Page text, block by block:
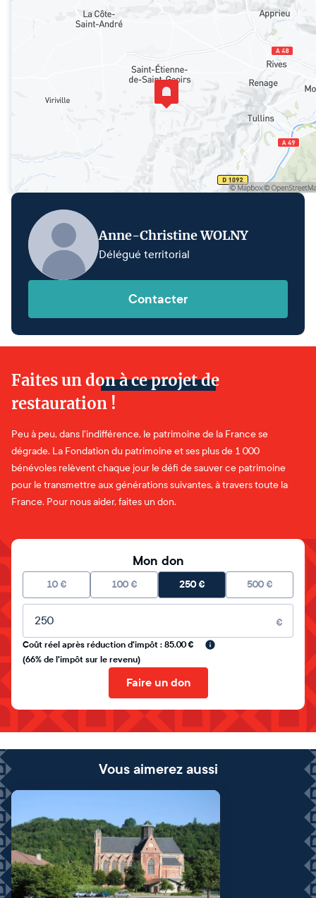
Anne-Christine WOLNY
Délégué territorial
Contacter
Faites un don à ce projet de
restauration !
Peu à peu, dans l'indifférence, le patrimoine de la France se
dégrade. La Fondation du patrimoine et ses plus de 1 000
bénévoles relèvent chaque jour le défi de sauver ce patrimoine
pour le transmettre aux générations suivantes, à travers toute la
France. Pour nous aider, faites un don.
Mon don
10 € 100 € 250€ 500 €
Montant libre
€
Coût réel après réduction d'impôt : 85.00 €
(66% de l'impôt sur le revenu)
Faire un don
Vous aimerez aussi